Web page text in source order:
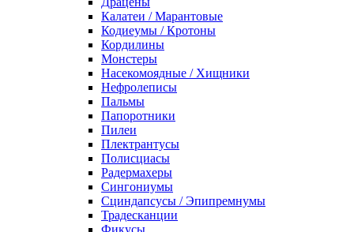
Калатеи / Марантовые
Кодиеумы / Кротоны
Кордилины
Монстеры
Насекомоядные / Хищники
Нефролеписы
Пальмы
Папоротники
Пилеи
Плектрантусы
Полисциасы
Радермахеры
Сингониумы
Сциндапсусы / Эпипремнумы
Традесканции